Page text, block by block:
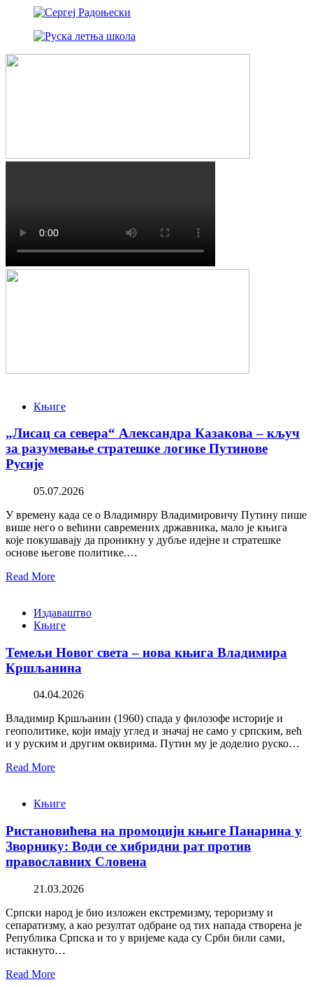
Књиге
„Лисац са севера“ Александра Казакова – кључ
за разумевање стратешке логике Путинове
Русије
05.07.2026
У времену када се о Владимиру Владимировичу Путину пише
више него о већини савремених државника, мало је књига
које покушавају да проникну у дубље идејне и стратешке
основе његове политике.…
Read More
Издаваштво
Књиге
Темељи Новог света – нова књига Владимира
Кршљанина
04.04.2026
Владимир Кршљанин (1960) спада у филозофе историје и
геополитике, који имају углед и значај не само у српским, већ
и у руским и другим оквирима. Путин му је доделио руско…
Read More
Књиге
Ристановићева на промоцији књиге Панарина у
Зворнику: Води се хибридни рат против
православних Словена
21.03.2026
Српски народ је био изложен екстремизму, тероризму и
сепаратизму, а као резултат одбране од тих напада створена је
Република Српска и то у вријеме када су Срби били сами,
истакнуто…
Read More